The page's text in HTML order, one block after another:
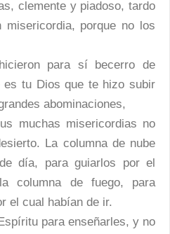
clemente y piadoso, tardo
porque no los
para sí becerro de
es tu Dios que te hizo subir
abominaciones,
muchas misericordias no
La columna de nube
día, para guiarlos por el
columna de fuego, para
el cual habían de ir.
para enseñarles, y no